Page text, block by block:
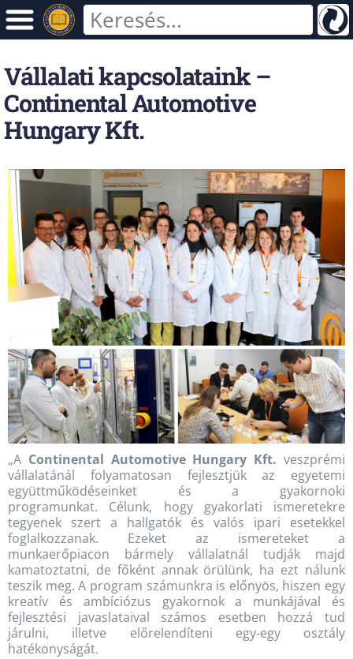
Vállalati kapcsolataink –
Continental Automotive
Hungary Kft.
„A Continental Automotive Hungary Kft. veszprémi
vállalatánál folyamatosan fejlesztjük az egyetemi
együttműködéseinket és a gyakornoki
programunkat. Célunk, hogy gyakorlati ismeretekre
tegyenek szert a hallgatók és valós ipari esetekkel
foglalkozzanak. Ezeket az ismereteket a
munkaerőpiacon bármely vállalatnál tudják majd
kamatoztatni, de főként annak örülünk, ha ezt nálunk
teszik meg. A program számunkra is előnyös, hiszen egy
kreatív és ambíciózus gyakornok a munkájával és
fejlesztési javaslataival számos esetben hozzá tud
járulni, illetve előrelendíteni egy-egy osztály
hatékonyságát.